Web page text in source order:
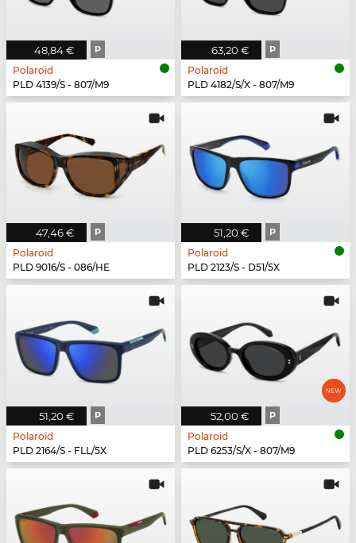
48,84 € P
Polaroid
PLD 4139/S - 807/M9
63,20 € P
Polaroid
PLD 4182/S/X - 807/M9
47,46 € P
Polaroid
PLD 9016/S - 086/HE
51,20 € P
Polaroid
PLD 2123/S - D51/5X
51,20 € P
Polaroid
PLD 2164/S - FLL/5X
52,00 € P
Polaroid
PLD 6253/S/X - 807/M9